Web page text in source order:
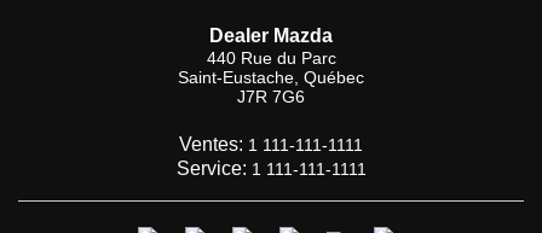
Dealer Mazda
440 Rue du Parc
Saint-Eustache Québec
J7R 7G6
Ventes: 1 111-111-1111
Service: 1 111-111-1111